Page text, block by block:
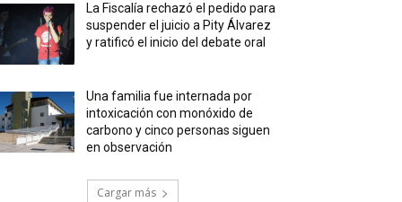
La Fiscalía rechazó el pedido para
suspender el juicio a Pity Álvarez
y ratificó el inicio del debate oral
Una familia fue internada por
intoxicación con monóxido de
carbono y cinco personas siguen
en observación
Cargar más